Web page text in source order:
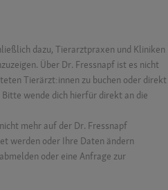
dazu, Tierarztpraxen und Kliniken
Über Dr. Fressnapf ist es nicht
Tierärzt:innen zu buchen oder direkt
wende dich hierfür direkt an die
mehr auf der Dr. Fressnapf
werden oder Ihre Daten ändern
abmelden oder eine Anfrage zur